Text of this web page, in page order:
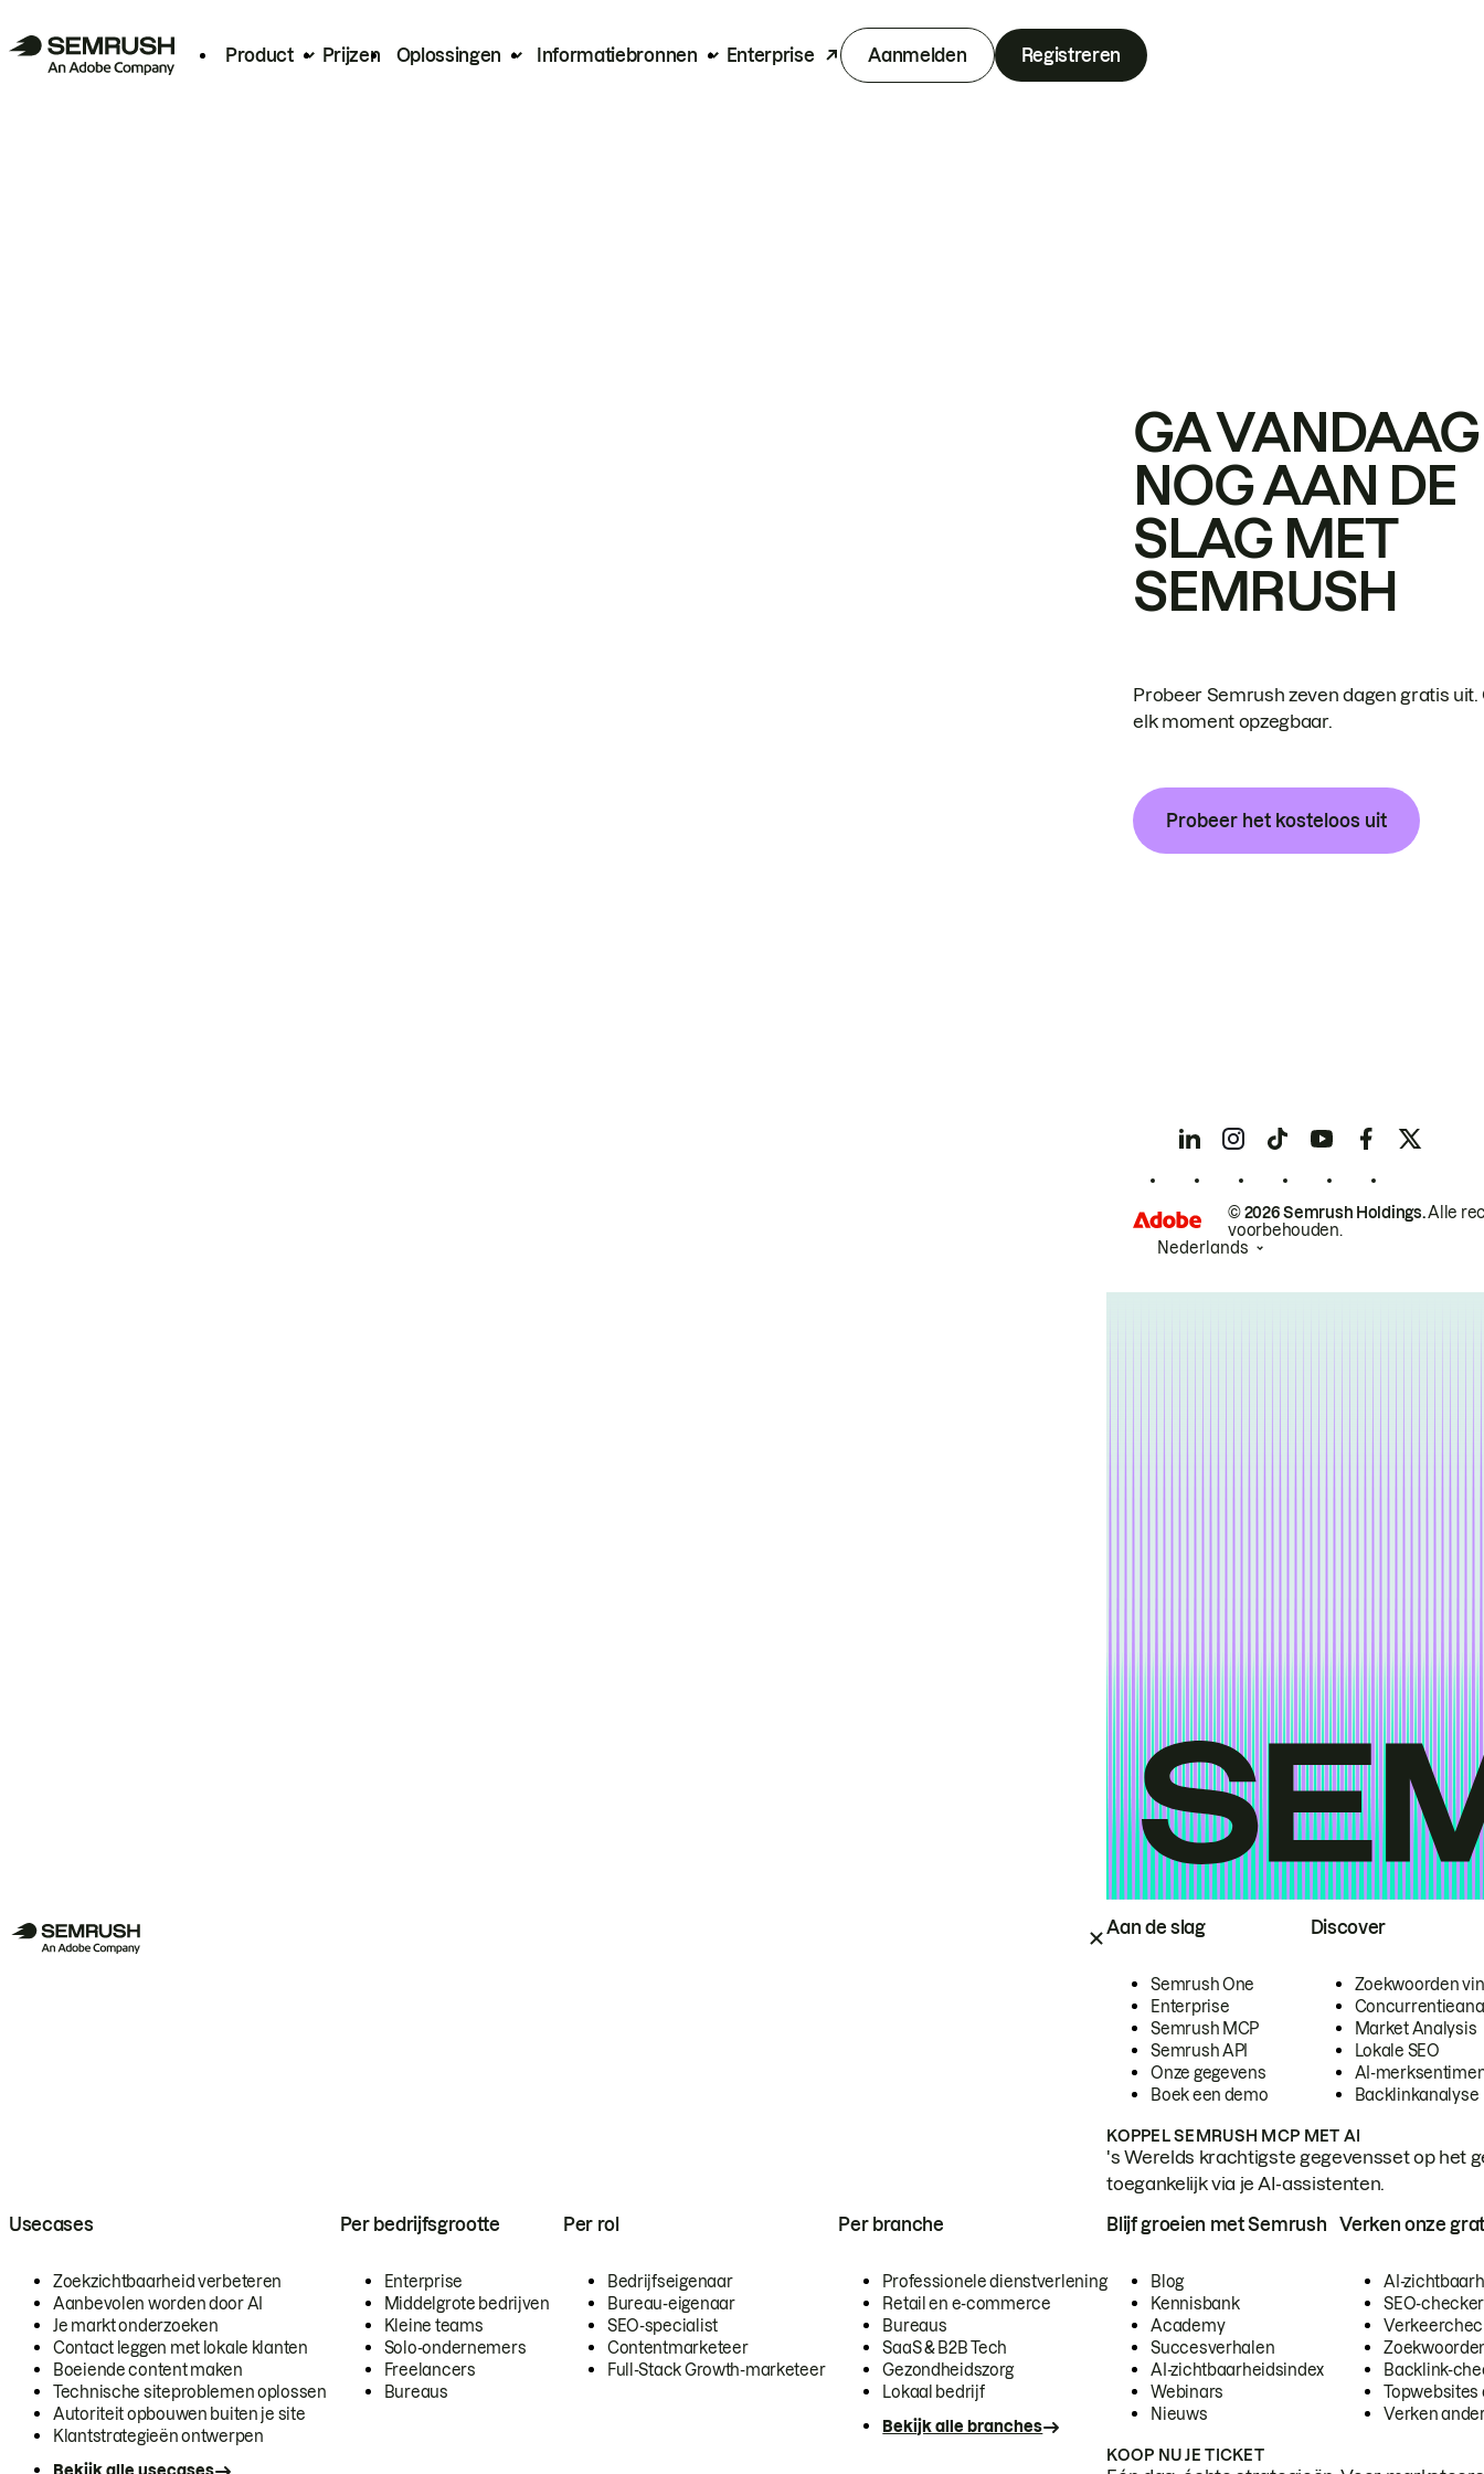
Product Prijzen Oplossingen Informatiebronnen Enterprise Aanmelden Registreren
Aan de slag
Semrush One
Enterprise
Semrush MCP
Semrush API
Onze gegevens
Boek een demo
Discover
Zoekwoorden
Market Analysis
Lokale SEO
AI-
Backlinkanalyse
KOPPEL SEMRUSH MCP MET AI
's Werelds krachtigste gegevensset op het
toegankelijk via je AI-assistenten.
Usecases
Zoekzichtbaarheid verbeteren
Aanbevolen worden door AI
Je markt onderzoeken
Contact leggen met lokale klanten
Boeiende content maken
Technische siteproblemen oplossen
Autoriteit opbouwen buiten je site
Klantstrategieën ontwerpen
Per bedrijfsgrootte
Enterprise
Middelgrote bedrijven
Kleine teams
Solo-ondernemers
Freelancers
Bureaus
Per rol
Bedrijfseigenaar
Bureau-eigenaar
SEO-specialist
Contentmarketeer
Full-Stack Growth-marketeer
Per branche
Professionele dienstverlening
Retail en e-commerce
Bureaus
SaaS & B2B Tech
Gezondheidszorg
Lokaal bedrijf
Bekijk alle branches
Blijf groeien met Semrush
Blog
Kennisbank
Academy
Succesverhalen
AI-zichtbaarheidsindex
Webinars
Nieuws
Verken onze
AI-
SEO-checker
Backlink-
Topwebsites
Verken
KOOP NU JE TICKET
GA VANDAAG
NOG AAN DE
SLAG MET
SEMRUSH
Probeer Semrush zeven dagen gratis uit.
elk moment opzegbaar.
Probeer het kosteloos uit
© 2026 Semrush Holdings.Alle
voorbehouden.
Nederlands